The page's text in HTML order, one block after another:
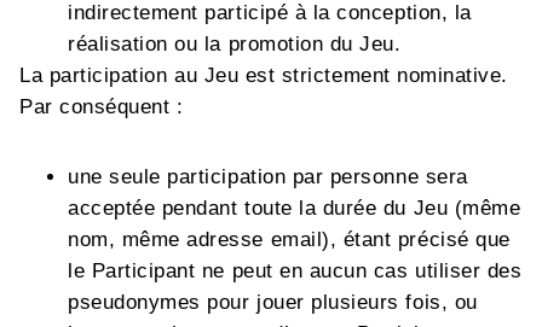
indirectement participé à la conception, la
réalisation ou la promotion du Jeu.
La participation au Jeu est strictement nominative.
Par conséquent :
une seule participation par personne sera
acceptée pendant toute la durée du Jeu (même
nom, même adresse email), étant précisé que
le Participant ne peut en aucun cas utiliser des
pseudonymes pour jouer plusieurs fois, ou